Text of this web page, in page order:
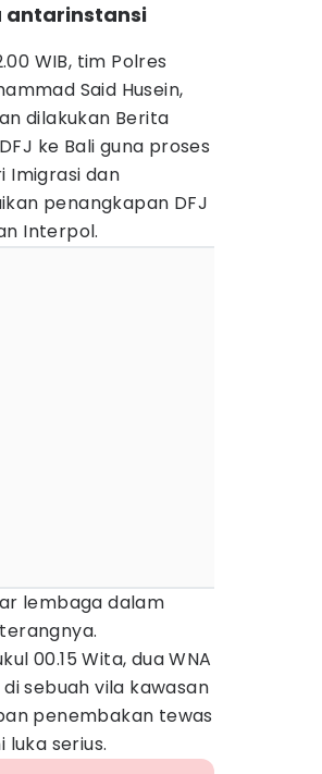
antarinstansi
WIB, tim Polres
Said Husein,
dilakukan Berita
ke Bali guna proses
Imigrasi dan
penangkapan DFJ
Interpol.
lembaga dalam
00.15 Wita, dua WNA
sebuah vila kawasan
penembakan tewas
serius.